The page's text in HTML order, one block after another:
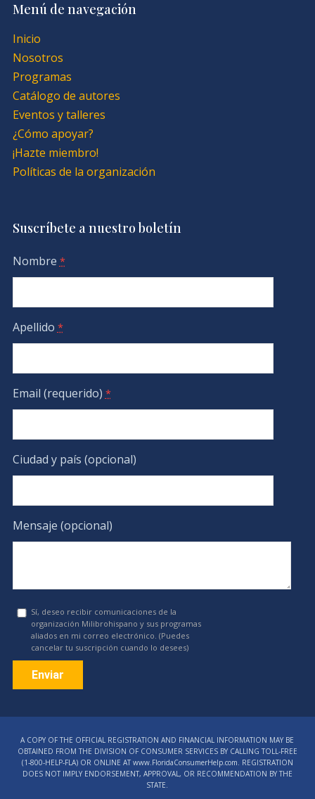
Menú de navegación
Inicio
Nosotros
Programas
Catálogo de autores
Eventos y talleres
¿Cómo apoyar?
¡Hazte miembro!
Políticas de la organización
Suscríbete a nuestro boletín
Nombre *
Apellido *
Email (requerido) *
Ciudad y país (opcional)
Mensaje (opcional)
Sí, deseo recibir comunicaciones de la
organización Milibrohispano y sus programas
aliados en mi correo electrónico. (Puedes
cancelar tu suscripción cuando lo desees)
Use.
Please
leave
A COPY OF THE OFFICIAL REGISTRATION AND FINANCIAL INFORMATION MAY BE
OBTAINED FROM THE DIVISION OF CONSUMER SERVICES BY CALLING TOLL-FREE
(1‑800‑HELP‑FLA) OR ONLINE AT www.FloridaConsumerHelp.com. REGISTRATION
DOES NOT IMPLY ENDORSEMENT, APPROVAL, OR RECOMMENDATION BY THE
STATE.